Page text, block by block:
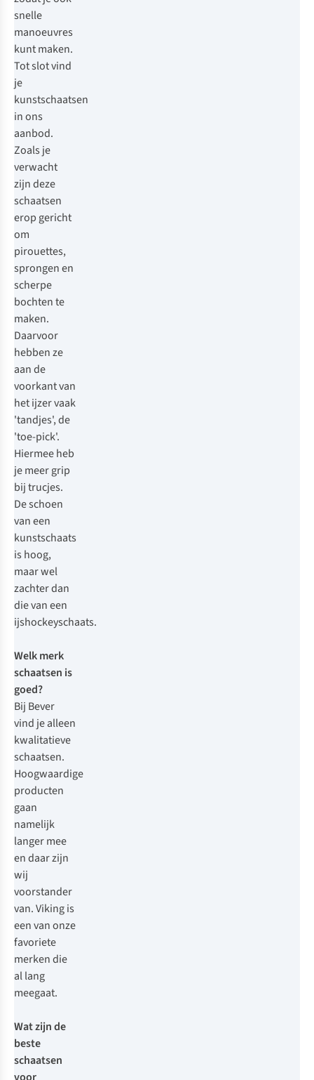
snelle
manoeuvres
kunt maken.
Tot slot vind
je
kunstschaatsen
in ons
aanbod.
Zoals je
verwacht
zijn deze
schaatsen
erop gericht
om
pirouettes,
sprongen en
scherpe
bochten te
maken.
Daarvoor
hebben ze
aan de
voorkant van
het ijzer vaak
'tandjes', de
'toe-pick'.
Hiermee heb
je meer grip
bij trucjes.
De schoen
van een
kunstschaats
is hoog,
maar wel
zachter dan
die van een
ijshockeyschaats.
Welk merk
schaatsen is
goed?
Bij Bever
vind je alleen
kwalitatieve
schaatsen.
Hoogwaardige
producten
gaan
namelijk
langer mee
en daar zijn
wij
voorstander
van. Viking is
een van onze
favoriete
merken die
al lang
meegaat.
Wat zijn de
beste
schaatsen